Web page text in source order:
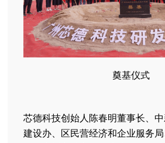
奠基仪式
芯德科技创始人陈春明董事长、
建设办、区民营经济和企业服务